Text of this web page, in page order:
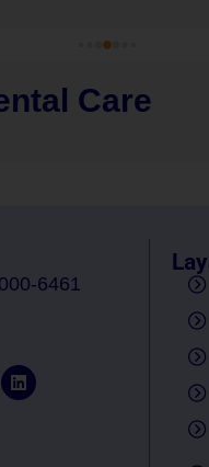
Care
6461